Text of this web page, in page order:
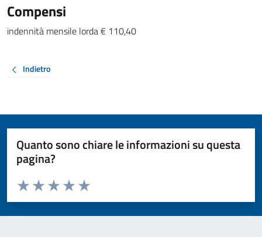
Compensi
indennità mensile lorda € 110,40
Indietro
Quanto sono chiare le informazioni su questa
pagina?
Valuta da 1 a 5 stelle la pagina
Valuta 5 stelle su 5
Valuta 4 stelle su 5
Valuta 3 stelle su 5
Valuta 2 stelle su 5
Valuta 1 stelle su 5